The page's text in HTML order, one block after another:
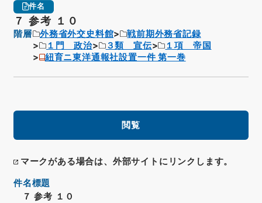
件名
７ 参考 １０
階層 外務省外交史料館
戦前期外務省記録
１門 政治
３類 宣伝
１項 帝国
紐育ニ東洋通報社設置一件 第一巻
閲覧
マークがある場合は、外部サイトにリンクします。
件名標題
７ 参考 １０